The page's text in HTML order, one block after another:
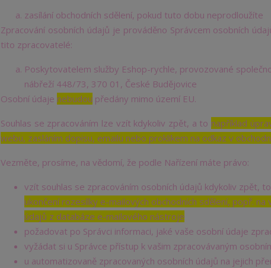
zasílání obchodních sdělení, pokud tuto dobu neprodloužíte
Zpracování osobních údajů je prováděno Správcem osobních
tito zpracovatelé:
Poskytovatelem služby Eshop-rychle, provozované
nábřeží 448/73, 370 01, České Budějovice
Osobní údaje nebudou předány mimo území EU.
Souhlas se zpracováním lze vzít kdykoliv zpět, a to například
webu, zasláním dopisu, emailu nebo proklikem na odkaz v
Vezměte, prosíme, na vědomí, že podle Nařízení máte právo:
vzít souhlas se zpracováním osobních údajů kdykoliv zpět,
ukončení rozesílky e-mailových obchodních sdělení, popř.
údajů z databáze e-mailového nástroje
požadovat po Správci informaci, jaké vaše osobní údaje
vyžádat si u Správce přístup k vašim zpracovávaným
u automatizovaně zpracovaných osobních údajů na jejich